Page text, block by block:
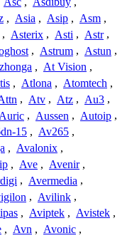
, Asia , Asip , Asm ,
, Asterix , Asti , Astr ,
, Astrum , Astun ,
, At Vision ,
, Atlona , Atomtech ,
, Atv , Atz , Au3 ,
Auric , Aussen , Autoip ,
15 , Av265 ,
, Avalonix ,
, Ave , Avenir ,
, Avermedia ,
, Avilink ,
, Aviptek , Avistek ,
, Avn , Avonic ,